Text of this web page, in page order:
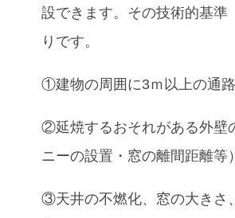
設できます。その技術的基
りです。
①建物の周囲に3ｍ以上の通
②延焼するおそれがある外壁
ニーの設置・窓の離間距離等）
③天井の不燃化、窓の大きさ